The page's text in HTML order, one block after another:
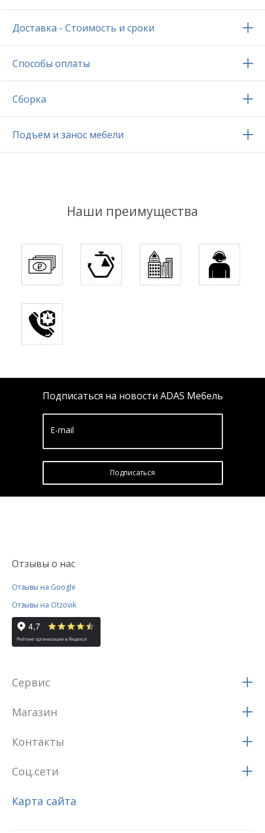
Доставка - Стоимость и сроки
Способы оплаты
Сборка
Подъем и занос мебели
Наши преимущества
Подписаться на новости ADAS Мебель
E-mail
Подписатьcя
Отзывы о нас
Отзывы на Google
Отзывы на Otzovik
Сервис
Магазин
Контакты
Соц.сети
Карта сайта